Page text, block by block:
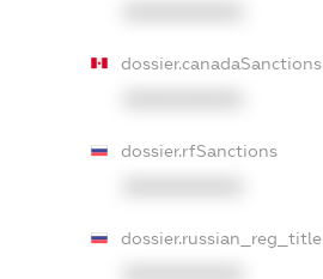
dossier.canadaSanctions
dossier.rfSanctions
dossier.russian_reg_title